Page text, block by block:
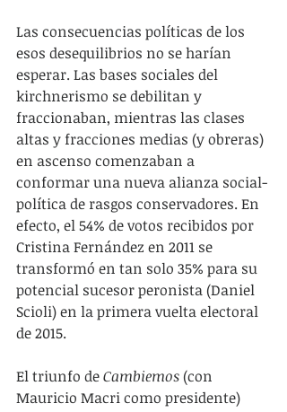
Las consecuencias políticas de los
esos desequilibrios no se harían
esperar. Las bases sociales del
kirchnerismo se debilitan y
fraccionaban, mientras las clases
altas y fracciones medias (y obreras)
en ascenso comenzaban a
conformar una nueva alianza social-
política de rasgos conservadores. En
efecto, el 54% de votos recibidos por
Cristina Fernández en 2011 se
transformó en tan solo 35% para su
potencial sucesor peronista (Daniel
Scioli) en la primera vuelta electoral
de 2015.
El triunfo de Cambiemos (con
Mauricio Macri como presidente)